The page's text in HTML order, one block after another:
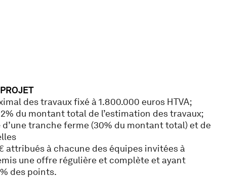
des travaux fixé à 1.800.000 euros HTVA;
du montant total de l’estimation des travaux;
tranche ferme (30% du montant total) et de
attribués à chacune des équipes invitées à
une offre régulière et complète et ayant
des points.